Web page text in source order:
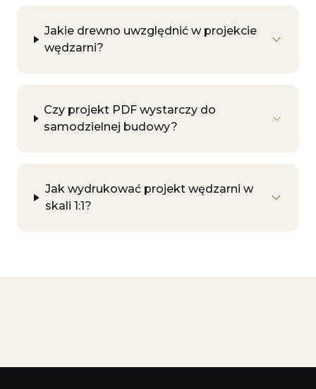
Jakie drewno uwzględnić w projekcie
wędzarni?
Czy projekt PDF wystarczy do
samodzielnej budowy?
Jak wydrukować projekt wędzarni w
skali 1:1?